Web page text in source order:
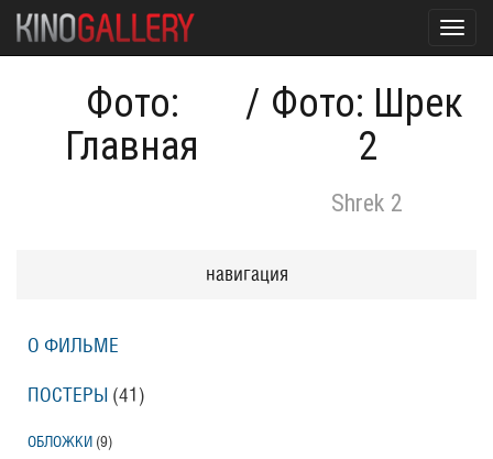
Фото:
Главная
/ Фото: Шрек
2
Shrek 2
навигация
О ФИЛЬМЕ
ПОСТЕРЫ (41)
ОБЛОЖКИ (9)